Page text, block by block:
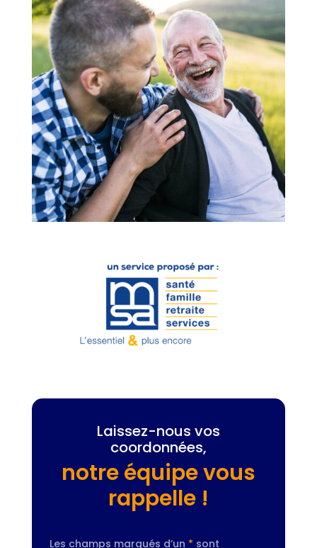
Laissez-nous vos
coordonnées,
notre équipe vous
rappelle !
Les champs marqués d’un * sont